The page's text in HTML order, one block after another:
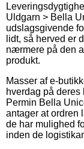
Uldgarn > Bella
udslagsgivende
lidt, så herved er
nærmere på den
produkt.
Masser af e-
hverdag på
Permin Bella
antager at ordren
de har mulighed
inden de